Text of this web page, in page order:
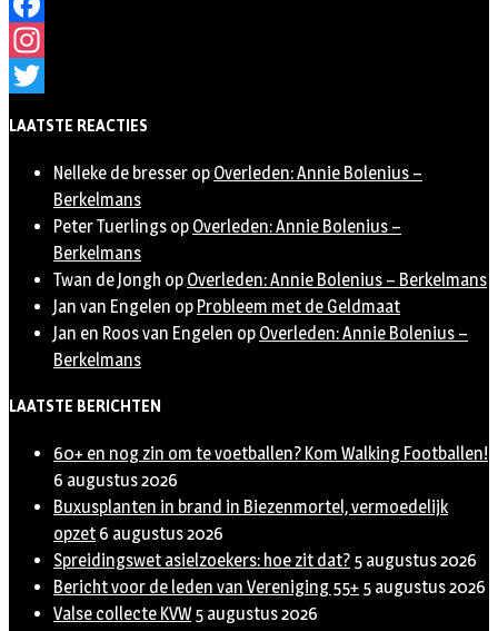
Facebook
Instagram
LAATSTE REACTIES
Nelleke de bresser op Overleden: Annie Bolenius –
Berkelmans
Peter Tuerlings op Overleden: Annie Bolenius –
Berkelmans
Twan de Jongh op Overleden: Annie Bolenius – Berkelmans
Jan van Engelen op Probleem met de Geldmaat
Jan en Roos van Engelen op Overleden: Annie Bolenius –
Berkelmans
LAATSTE BERICHTEN
60+ en nog zin om te voetballen? Kom Walking Footballen!
6 augustus 2026
Buxusplanten in brand in Biezenmortel, vermoedelijk
opzet 6 augustus 2026
Spreidingswet asielzoekers: hoe zit dat? 5 augustus 2026
Bericht voor de leden van Vereniging 55+ 5 augustus 2026
Valse collecte KVW 5 augustus 2026